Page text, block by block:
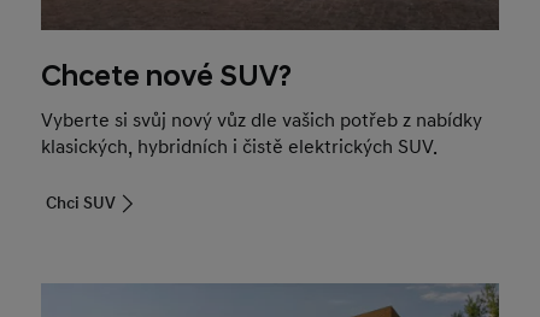
Chcete nové SUV?
Vyberte si svůj nový vůz dle vašich potřeb z nabídky
klasických, hybridních i čistě elektrických SUV.
Chci SUV